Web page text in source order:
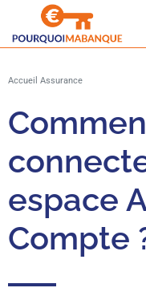
Accueil Assurance
espace
Compte